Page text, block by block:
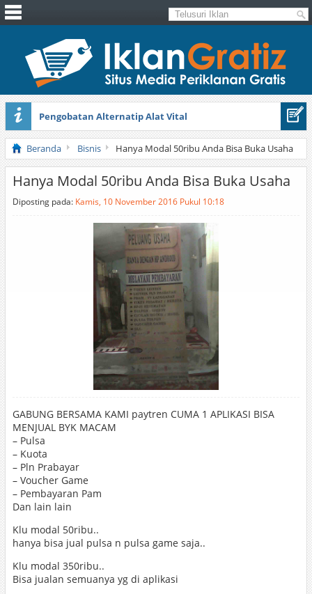
Pengobatan Alternatip Alat Vital
Pita Cantik Pesona
Beranda Bisnis Hanya Modal 50ribu Anda Bisa Buka Usaha
Hanya Modal 50ribu Anda Bisa Buka Usaha
Diposting pada: Kamis, 10 November 2016 Pukul 10:18
GABUNG BERSAMA KAMI paytren CUMA 1 APLIKASI BISA
MENJUAL BYK MACAM
– Pulsa
– Kuota
– Pln Prabayar
– Voucher Game
– Pembayaran Pam
Dan lain lain
Klu modal 50ribu..
hanya bisa jual pulsa n pulsa game saja..
Klu modal 350ribu..
Bisa jualan semuanya yg di aplikasi